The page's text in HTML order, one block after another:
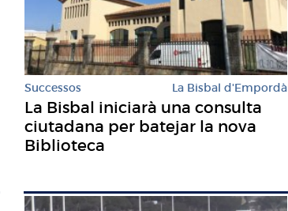
Successos La Bisbal d'Empordà
La Bisbal iniciarà una consulta
ciutadana per batejar la nova
Biblioteca